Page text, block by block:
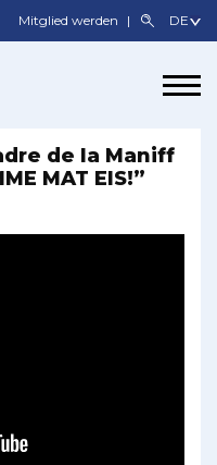
Mitglied werden
de la Maniff
MAT EIS!”